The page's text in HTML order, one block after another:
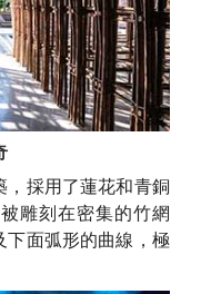
，採用了蓮花和青銅
雕刻在密集的竹網
下面弧形的曲線，極